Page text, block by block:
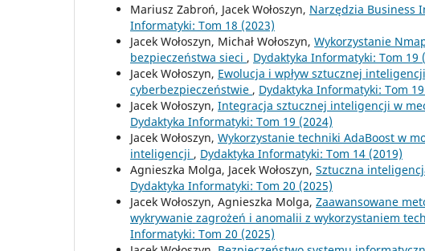
Mariusz Zabroń, Jacek Wołoszyn, Narzędzia Business
Informatyki: Tom 18 (2023)
Jacek Wołoszyn, Michał Wołoszyn, Wykorzystanie
bezpieczeństwa sieci , Dydaktyka Informatyki: Tom 19
Jacek Wołoszyn, Ewolucja i wpływ sztucznej
cyberbezpieczeństwie , Dydaktyka Informatyki: Tom
Jacek Wołoszyn, Integracja sztucznej inteligencji w
Dydaktyka Informatyki: Tom 19 (2024)
Jacek Wołoszyn, Wykorzystanie techniki AdaBoost w
inteligencji , Dydaktyka Informatyki: Tom 14 (2019)
Agnieszka Molga, Jacek Wołoszyn, Sztuczna
Dydaktyka Informatyki: Tom 20 (2025)
Jacek Wołoszyn, Agnieszka Molga, Zaawansowane
wykrywanie zagrożeń i anomalii z wykorzystaniem
Informatyki: Tom 20 (2025)